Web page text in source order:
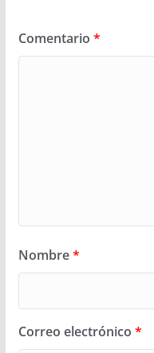
Comentario *
Nombre*
Correo electrónico *